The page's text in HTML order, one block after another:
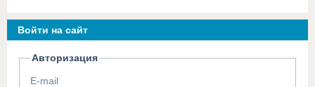
Войти на сайт
Авторизация
E-mail